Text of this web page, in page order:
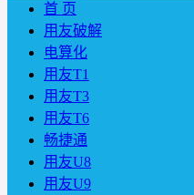
首 页
用友破解
电算化
用友T1
用友T3
用友T6
畅捷通
用友U8
用友U9